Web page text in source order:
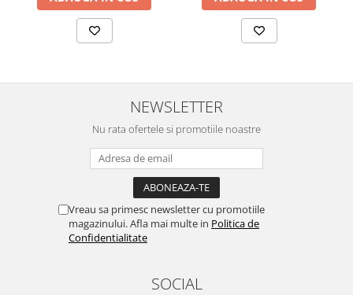
NEWSLETTER
Nu rata ofertele si promotiile noastre
Vreau sa primesc newsletter cu promotiile
magazinului. Afla mai multe in Politica de
Confidentialitate
SOCIAL